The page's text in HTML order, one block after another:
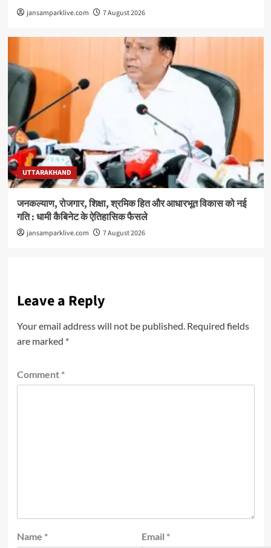
jansamparklive.com 7 August 2026
UTTARAKHAND
जनकल्याण, रोजगार, शिक्षा, श्रमिक हित और आधारभूत विकास को नई
गति : धामी कैबिनेट के ऐतिहासिक फैसले
jansamparklive.com 7 August 2026
Leave a Reply
Your email address will not be published. Required fields
are marked *
Comment *
Name * Email *